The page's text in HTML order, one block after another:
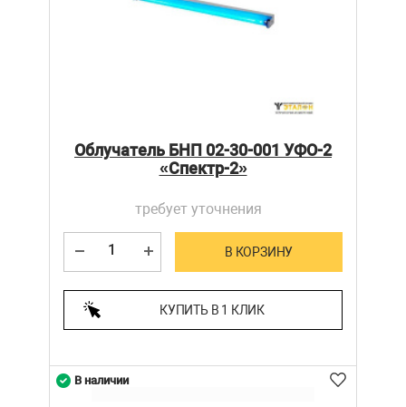
Облучатель БНП 02-30-001 УФО-2
«Спектр-2»
требует уточнения
В КОРЗИНУ
КУПИТЬ В 1 КЛИК
В наличии